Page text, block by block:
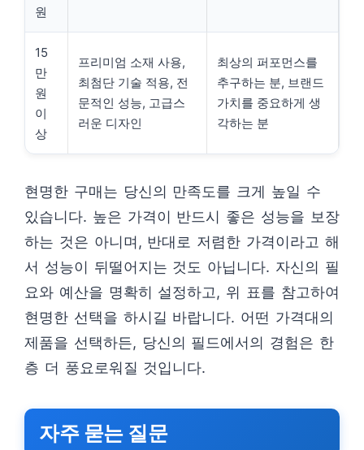
원
15
만
원
이
상
프리미엄 소재 사용,
최첨단 기술 적용, 전
문적인 성능, 고급스
러운 디자인
최상의 퍼포먼스를
추구하는 분, 브랜드
가치를 중요하게 생
각하는 분
현명한 구매는 당신의 만족도를 크게 높일 수
있습니다. 높은 가격이 반드시 좋은 성능을 보장
하는 것은 아니며, 반대로 저렴한 가격이라고 해
서 성능이 뒤떨어지는 것도 아닙니다. 자신의 필
요와 예산을 명확히 설정하고, 위 표를 참고하여
현명한 선택을 하시길 바랍니다. 어떤 가격대의
제품을 선택하든, 당신의 필드에서의 경험은 한
층 더 풍요로워질 것입니다.
자주 묻는 질문